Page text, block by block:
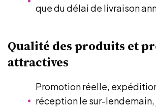
que du délai de livraison
Qualité des produits et
attractives
Promotion réelle,
réception le sur-